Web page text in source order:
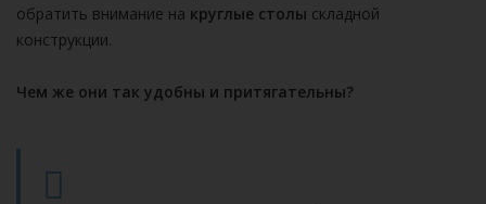
обратить внимание на круглые столы складной
конструкции.
Чем же они так удобны и притягательны?